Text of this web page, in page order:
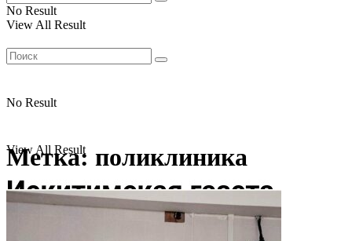
No Result
View All Result
No Result
View All Result
Метка: поликлиника